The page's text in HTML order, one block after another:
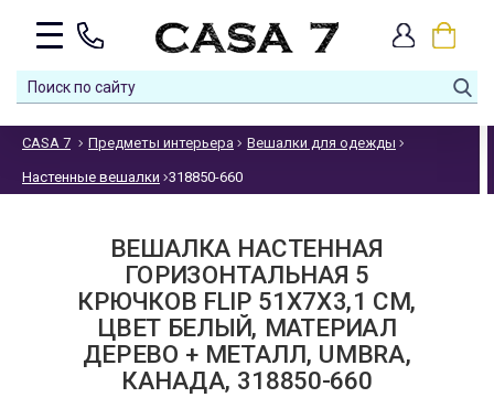
CASA 7 Предметы интерьера Вешалки для одежды
Настенные вешалки 318850-660
ВЕШАЛКА НАСТЕННАЯ
ГОРИЗОНТАЛЬНАЯ 5
КРЮЧКОВ FLIP 51Х7Х3,1 СМ,
ЦВЕТ БЕЛЫЙ, МАТЕРИАЛ
ДЕРЕВО + МЕТАЛЛ, UMBRA,
КАНАДА, 318850-660